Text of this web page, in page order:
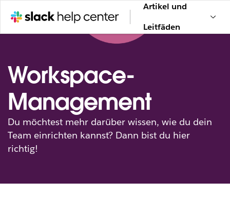
Artikel und
Leitfäden
Workspace-
Management
Du möchtest mehr darüber wissen, wie du dein
Team einrichten kannst? Dann bist du hier
richtig!